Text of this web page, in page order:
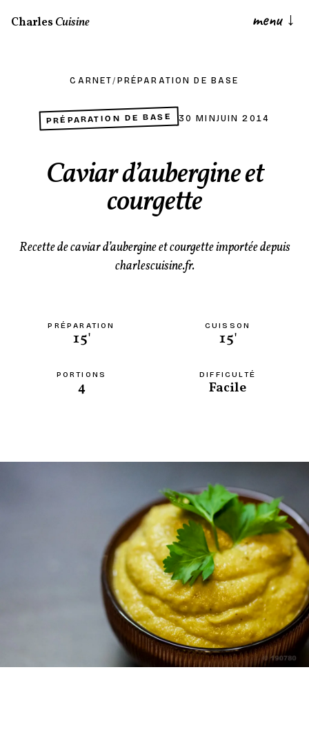
CharlesCuisine menu ↓
CARNET/ PRÉPARATION DE BASE
PRÉPARATION DE BASE 30 MIN JUIN 2014
Caviar d’aubergine et
courgette
Recette de caviar d’aubergine et courgette importée depuis
charlescuisine.fr.
PRÉPARATION
15'
CUISSON
15'
PORTIONS
4
DIFFICULTÉ
Facile